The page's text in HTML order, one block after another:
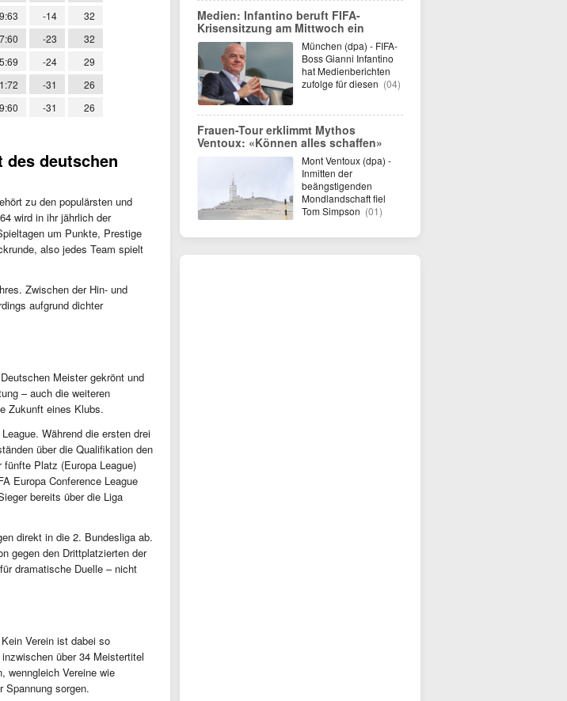
-14
32
-23
32
-24
29
-31
26
-31 26
des deutschen
zu den populärsten und
wird in ihr jährlich der
um Punkte, Prestige
also jedes Team spielt
Zwischen der Hin- und
aufgrund dichter
Meister gekrönt und
– auch die weiteren
Zukunft eines Klubs.
Während die ersten drei
über die Qualifikation den
Platz (Europa League)
Europa Conference League
bereits über die Liga
direkt in die 2. Bundesliga ab.
gegen den Drittplatzierten der
dramatische Duelle – nicht
Verein ist dabei so
über 34 Meistertitel
wenngleich Vereine wie
Spannung sorgen.
Medien: Infantino beruft FIFA-
Krisensitzung am Mittwoch ein
München (dpa) - FIFA-
Boss Gianni Infantino
hat Medienberichten
zufolge für diesen (04)
Frauen-Tour erklimmt Mythos
Ventoux: «Können alles schaffen»
Mont Ventoux (dpa) -
Inmitten der
beängstigenden
Mondlandschaft fiel
Tom Simpson (01)